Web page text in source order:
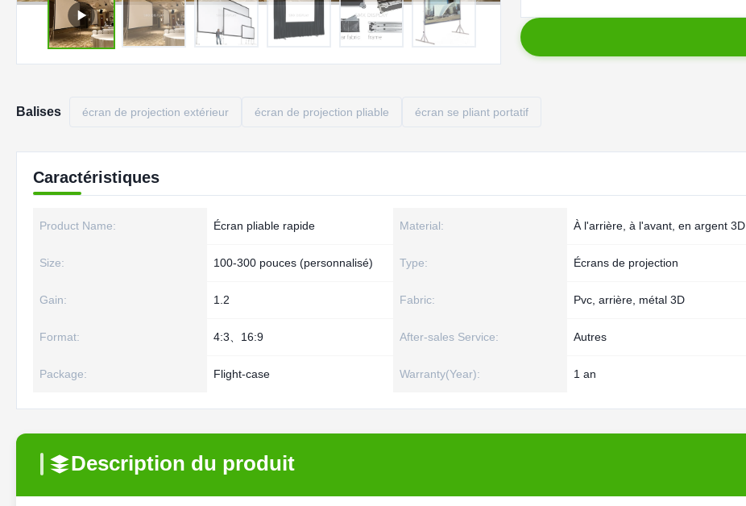
Balises écran de projection extérieur écran de projection pliable écran se pliant portatif
Caractéristiques
Product Name: Écran pliable rapide Material: À l'arrière, à l'avant, en argent 3D
Size: 100-300 pouces (personnalisé) Type: Écrans de projection
Gain: 1.2 Fabric: Pvc, arrière, métal 3D
Format: 4:3、16:9 After-sales Service: Autres
Package: Flight-case Warranty(Year): 1 an
Description du produit